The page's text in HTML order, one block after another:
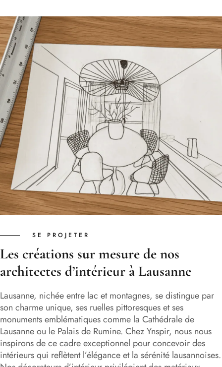
SE PROJETER
Les créations sur mesure de nos
architectes d’intérieur à Lausanne
Lausanne, nichée entre lac et montagnes, se distingue par
son charme unique, ses ruelles pittoresques et ses
monuments emblématiques comme la Cathédrale de
Lausanne ou le Palais de Rumine. Chez Ynspir, nous nous
inspirons de ce cadre exceptionnel pour concevoir des
intérieurs qui reflètent l’élégance et la sérénité lausannoises.